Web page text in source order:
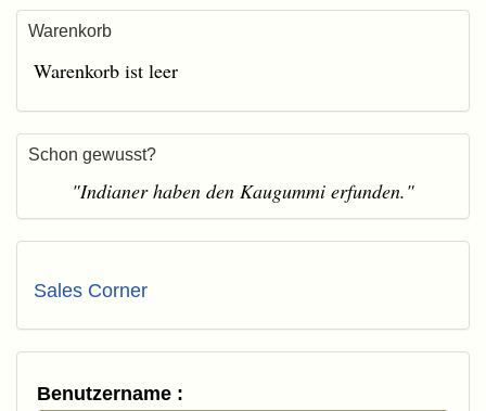
Warenkorb
Warenkorb ist leer
Schon gewusst?
"Indianer haben den Kaugummi erfunden."
Sales Corner
Benutzername :